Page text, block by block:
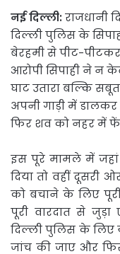
email
नई दिल्ली: राजधानी
दिल्ली पुलिस के
बेरहमी से पीट-
आरोपी सिपाही ने न
घाट उतारा बल्कि
अपनी गाड़ी में
फिर शव को नहर में
इस पूरे मामले में
दिया तो वहीं दूसरी
को बचाने के लिए
पूरी वारदात से
दिल्ली पुलिस के
जांच की जाए और